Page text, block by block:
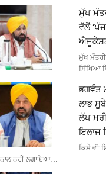
ਮੁੱਖ
ਵੱਲੋਂ
ਮੁੱਖ
ਸਿੱਖਿਆ
ਭਗਵੰਤ
ਲਾਭ
ਲੱਖ
ਇਲਾਜ
ਕਿਸੇ ਵੀ
ਨਾਲ ਨਹੀਂ ਲਗਾਇਆ…